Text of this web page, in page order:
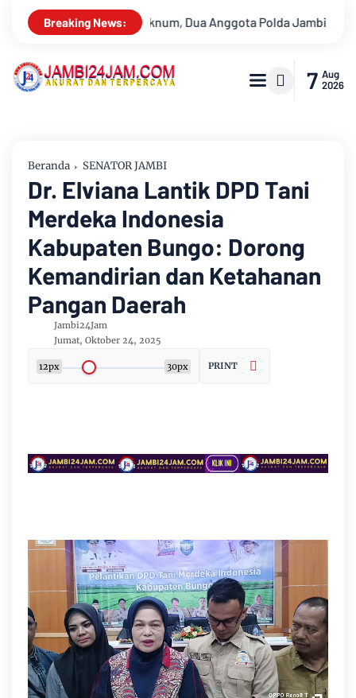
Breaking News:
Polda Jambi Diduga Tipu Calon Bintara dengan Janji
7 Aug
2026
Beranda SENATOR JAMBI
Dr. Elviana Lantik DPD Tani
Merdeka Indonesia
Kabupaten Bungo: Dorong
Kemandirian dan Ketahanan
Pangan Daerah
Jambi24Jam
Jumat, Oktober 24, 2025
12px 30px PRINT